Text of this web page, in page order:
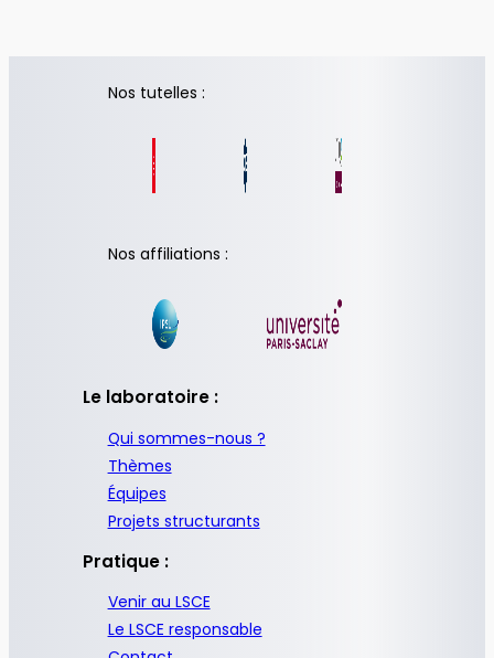
Nos tutelles :
Nos affiliations :
Le laboratoire :
Qui sommes-nous ?
Thèmes
Équipes
Projets structurants
Pratique :
Venir au LSCE
Le LSCE responsable